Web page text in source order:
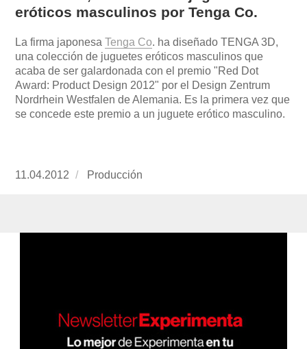
eróticos masculinos por Tenga Co.
La firma japonesaTenga Co. ha diseñado TENGA 3D,
una colección de juguetes eróticos masculinos que
acaba de ser galardonada con el premio "Red Dot
Award: Product Design 2012" por el Design Zentrum
Nordrhein Westfalen de Alemania. Es la primera vez que
se concede este premio a un juguete erótico masculino.
Publicado
11.04.2012 https://www.experimenta.es/author/
Producción